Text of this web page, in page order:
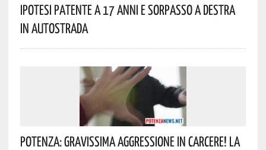
Ipotesi Patente A 17 Anni E Sorpasso A Destra
In Autostrada
Potenza: Gravissima Aggressione In Carcere! La